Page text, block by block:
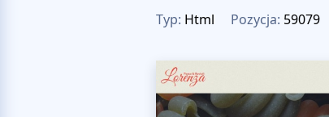
Typ: Html Pozycja: 59079